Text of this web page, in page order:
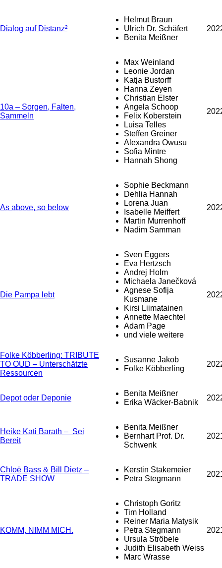
Dialog auf Distanz²
Helmut Braun
Ulrich Dr. Schäfert
Benita Meißner
10a – Sorgen, Falten,
Sammeln
Max Weinland
Leonie Jordan
Katja Bustorff
Hanna Zeyen
Christian Elster
Angela Schoop
Felix Koberstein
Luisa Telles
Steffen Greiner
Alexandra Owusu
Sofia Mintre
Hannah Shong
As above, so below
Sophie Beckmann
Dehlia Hannah
Lorena Juan
Isabelle Meiffert
Martin Murrenhoff
Nadim Samman
Die Pampa lebt
Sven Eggers
Eva Hertzsch
Andrej Holm
Michaela Janečková
Agnese Sofija
Kusmane
Kirsi Liimatainen
Annette Maechtel
Adam Page
und viele weitere
Folke Köbberling: TRIBUTE
TO OUD – Unterschätzte
Ressourcen
Susanne Jakob
Folke Köbberling
Depot oder Deponie
Benita Meißner
Erika Wäcker-Babnik
Heike Kati Barath – Sei
Bereit
Benita Meißner
Bernhart Prof. Dr.
Schwenk
Chloë Bass & Bill Dietz –
TRADE SHOW
Kerstin Stakemeier
Petra Stegmann
KOMM, NIMM MICH.
Christoph Goritz
Tim Holland
Reiner Maria Matysik
Petra Stegmann
Ursula Ströbele
Judith Elisabeth Weiss
Marc Wrasse